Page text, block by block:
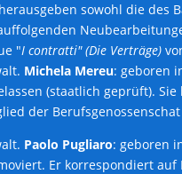
sowohl die des
"I contratti" (Die Verträge)
Michela Mereu: geboren
(staatlich geprüft).
der
Paolo Pugliaro: geboren
Er korrespondiert